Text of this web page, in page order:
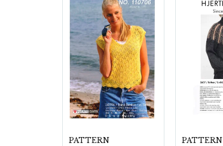
PATTERN PATTERN